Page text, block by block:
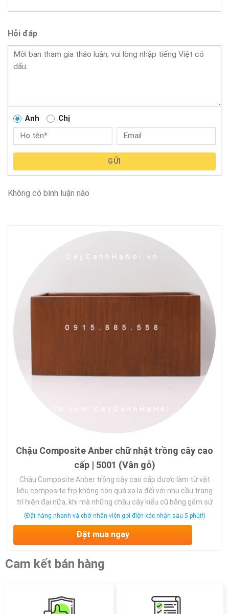
Hỏi đáp
Anh Chị
GỬI
Không có bình luận nào
Chậu Composite Anber chữ nhật trồng cây cao
cấp | 5001 (Vân gỗ)
Chậu Composite Anber trồng cây cao cấp được làm từ vật
liệu composite frp không còn quá xa lạ đối với nhu cầu trang
trí hiện đại nữa, khi mà những chậu cây kiểu cũ bằng gốm sứ
không còn phù hợp với các thiết kế hiện đại thì chậu
composite nổi lên như một vật dụng thây …
(Đặt hàng nhanh và chờ nhân viên gọi điện xác nhận sau 5 phút!)
Đặt mua ngay
Cam kết bán hàng